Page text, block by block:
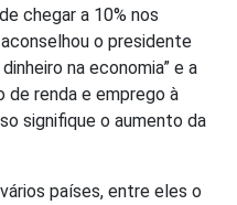
chegar a 10% nos
o presidente
na economia” e a
de renda e emprego à
signifique o aumento da
países, entre eles o